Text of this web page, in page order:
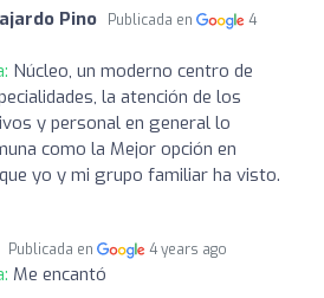
Pino Publicada en
4
Núcleo, un moderno centro de
la atención de los
y personal en general lo
como la Mejor opción en
yo y mi grupo familiar ha visto.
Publicada en 4 years ago
Me encantó